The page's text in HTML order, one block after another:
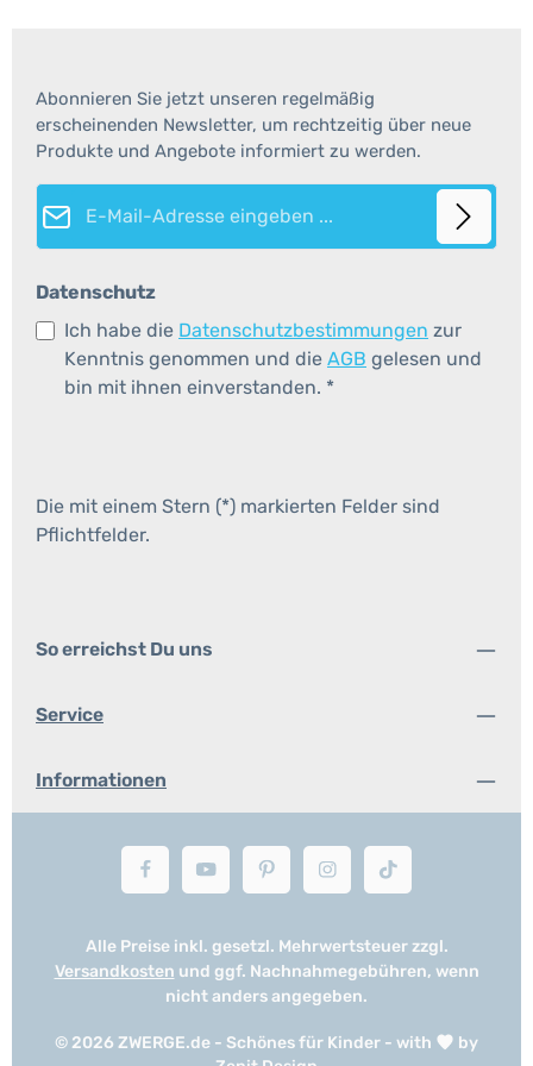
Abonnieren Sie jetzt unseren regelmäßig
erscheinenden Newsletter, um rechtzeitig über neue
Produkte und Angebote informiert zu werden.
E-Mail-Adresse*
Datenschutz
Ich habe die Datenschutzbestimmungen zur
Kenntnis genommen und die AGB gelesen und
bin mit ihnen einverstanden. *
Die mit einem Stern (*) markierten Felder sind
Pflichtfelder.
So erreichst Du uns
Service
Informationen
© 2026 ZWERGE.de - Schönes für Kinder - with
by
Alle Preise inkl. gesetzl. Mehrwertsteuer zzgl.
Versandkosten und ggf. Nachnahmegebühren, wenn
nicht anders angegeben.